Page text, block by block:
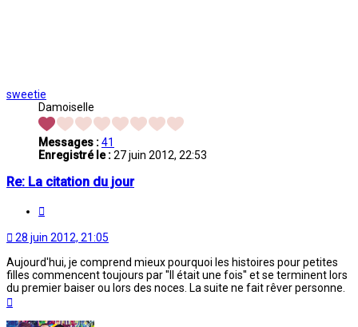
sweetie
Damoiselle
Messages :41
Enregistré le :27 juin 2012, 22:53
Re: La citation du jour
28 juin 2012, 21:05
Aujourd'hui, je comprend mieux pourquoi les histoires pour petites
filles commencent toujours par ''Il était une fois'' et se terminent lors
du premier baiser ou lors des noces. La suite ne fait rêver personne.